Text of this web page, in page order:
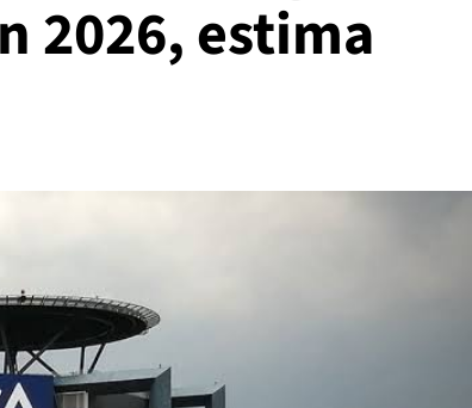
2026, estima